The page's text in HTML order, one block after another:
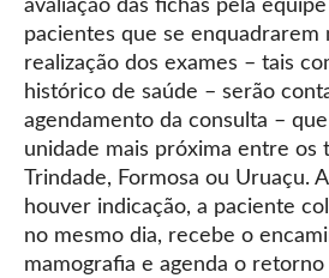
avaliação das fichas pela
pacientes que se enquadrarem
realização dos exames – tais
histórico de saúde – serão
agendamento da consulta –
unidade mais próxima entre os
Trindade, Formosa ou Uruaçu.
houver indicação, a paciente
no mesmo dia, recebe o
mamografia e agenda o retorno